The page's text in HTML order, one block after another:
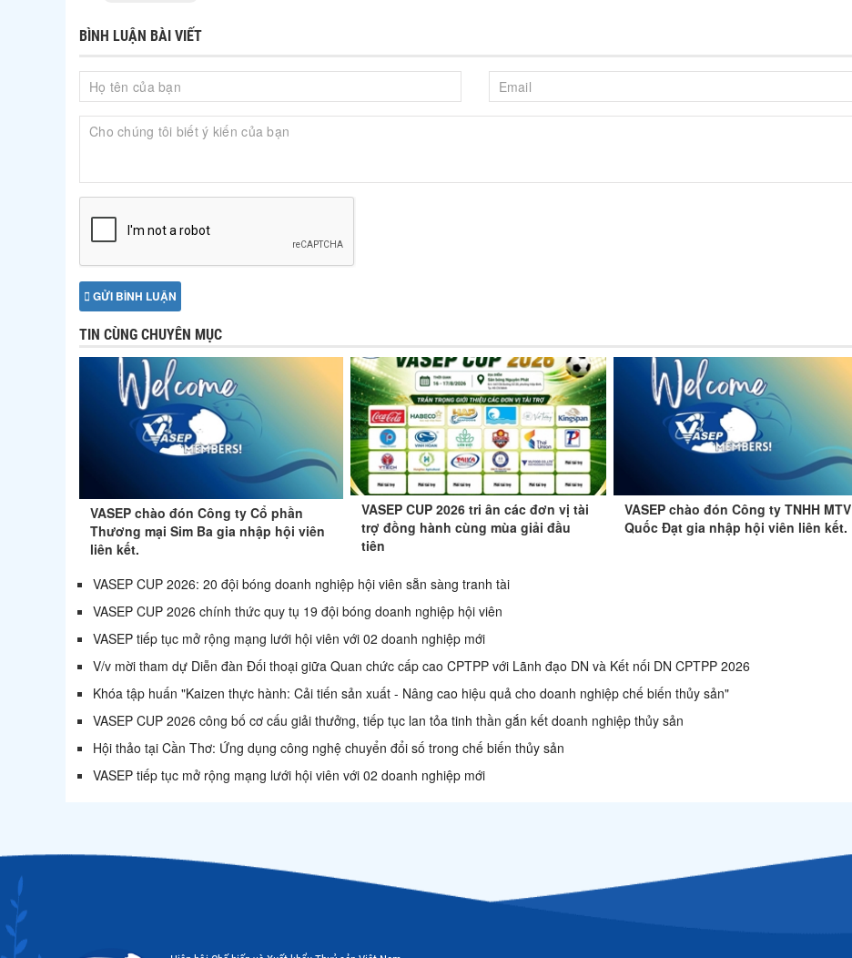
BÌNH LUẬN BÀI VIẾT
GỬI BÌNH LUẬN
TIN CÙNG CHUYÊN MỤC
VASEP chào đón Công ty Cổ phần
Thương mại Sim Ba gia nhập hội viên
liên kết.
VASEP CUP 2026 tri ân các đơn vị tài
trợ đồng hành cùng mùa giải đầu
tiên
VASEP chào đón Công ty TNHH MTV
Quốc Đạt gia nhập hội viên liên kết.
VASEP CUP 2026: 20 đội bóng doanh nghiệp hội viên sẵn sàng tranh tài
VASEP CUP 2026 chính thức quy tụ 19 đội bóng doanh nghiệp hội viên
VASEP tiếp tục mở rộng mạng lưới hội viên với 02 doanh nghiệp mới
V/v mời tham dự Diễn đàn Đối thoại giữa Quan chức cấp cao CPTPP với Lãnh đạo DN và Kết nối DN CPTPP 2026
Khóa tập huấn "Kaizen thực hành: Cải tiến sản xuất - Nâng cao hiệu quả cho doanh nghiệp chế biến thủy sản"
VASEP CUP 2026 công bố cơ cấu giải thưởng, tiếp tục lan tỏa tinh thần gắn kết doanh nghiệp thủy sản
Hội thảo tại Cần Thơ: Ứng dụng công nghệ chuyển đổi số trong chế biến thủy sản
VASEP tiếp tục mở rộng mạng lưới hội viên với 02 doanh nghiệp mới